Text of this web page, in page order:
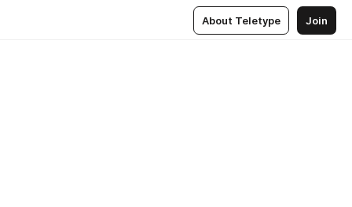
About Teletype Join